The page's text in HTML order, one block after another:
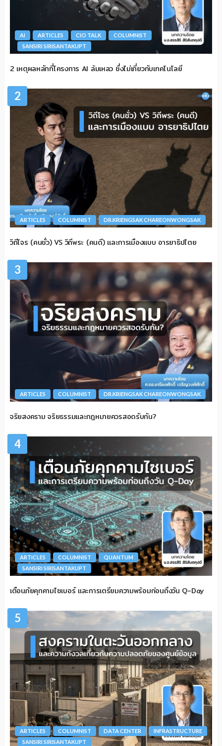
AI ARTICLES CIO TALK
COLUMNIST
SANSIRI SIRISANTAKUPT
2 เหตุผลหลักที่โครงการ AI ล้มเหลว ซึ่งไม่เกี่ยวกับเทคโนโลยี
2
ARTICLES COLUMNIST DR.KRIENGSAK CHAREONWONGSAK
วิถีโจร (คนชั่ว) VS วิถีพระ (คนดี) และการเมืองแบบ อารยาธิปไตย
3
ARTICLES COLUMNIST DR.KRIENGSAK CHAREONWONGSAK
จริยสงคราม จริยธรรมและกฎหมายควรสอดรับกัน?
4
ARTICLES COLUMNIST
QUANTUM
SANSIRI SIRISANTAKUPT
เตือนภัยคุกคามไซเบอร์ และการเตรียมความพร้อมก่อนถึงวัน Q-Day
5
ARTICLES COLUMNIST DATA CENTER
INFRASTRUCTURE
SANSIRI SIRISANTAKUPT